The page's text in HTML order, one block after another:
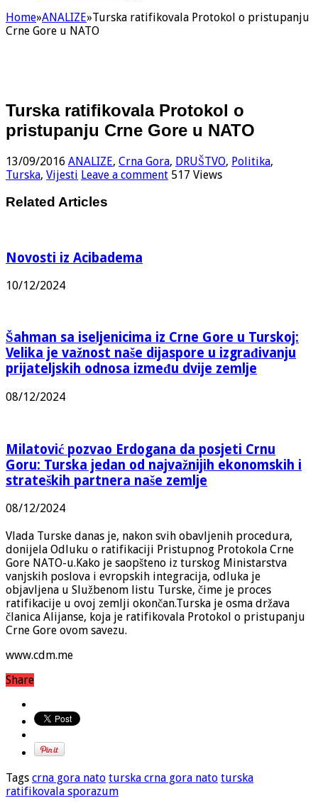
Home»ANALIZE»Turska ratifikovala Protokol o pristupanju
Crne Gore u NATO
Turska ratifikovala Protokol o
pristupanju Crne Gore u NATO
13/09/2016 ANALIZE, Crna Gora, DRUŠTVO, Politika,
Turska, Vijesti Leave a comment 517 Views
Related Articles
Novosti iz Acibadema
10/12/2024
Šahman sa iseljenicima iz Crne Gore u Turskoj:
Velika je važnost naše dijaspore u izgrađivanju
prijateljskih odnosa između dvije zemlje
08/12/2024
Milatović pozvao Erdogana da posjeti Crnu
Goru: Turska jedan od najvažnijih ekonomskih i
strateških partnera naše zemlje
08/12/2024
Vlada Turske danas je, nakon svih obavljenih procedura,
donijela Odluku o ratifikaciji Pristupnog Protokola Crne
Gore NATO-u.Kako je saopšteno iz turskog Ministarstva
vanjskih poslova i evropskih integracija, odluka je
objavljena u Službenom listu Turske, čime je proces
ratifikacije u ovoj zemlji okončan.Turska je osma država
članica Alijanse, koja je ratifikovala Protokol o pristupanju
Crne Gore ovom savezu.
www.cdm.me
Share
Tags crna gora nato turska crna gora nato turska
ratifikovala sporazum